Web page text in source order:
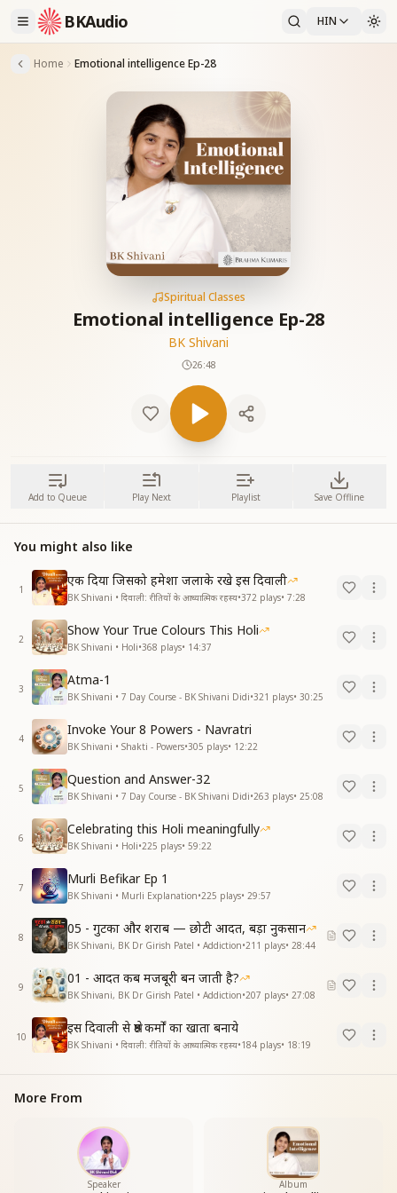
BKAudio HIN
Home Emotional intelligence Ep-28
Spiritual Classes
Emotional intelligence Ep-28
BK Shivani
26:48
Add to Queue Play Next Playlist Save Offline
You might also like
1
एक दिया जिसको हमेशा जलाके रखे इस दिवाली
BK Shivani • दिवाली: रीतियों के आध्यात्मिक रहस्य•372 plays• 7:28
2
Show Your True Colours This Holi
BK Shivani • Holi•368 plays• 14:37
3
Atma-1
BK Shivani • 7 Day Course - BK Shivani Didi•321 plays• 30:25
4
Invoke Your 8 Powers - Navratri
BK Shivani • Shakti - Powers•305 plays• 12:22
5
Question and Answer-32
BK Shivani • 7 Day Course - BK Shivani Didi•263 plays• 25:08
6
Celebrating this Holi meaningfully
BK Shivani • Holi•225 plays• 59:22
7
Murli Befikar Ep 1
BK Shivani • Murli Explanation•225 plays• 29:57
8
05 - गुटका और शराब — छोटी आदत, बड़ा नुकसान
BK Shivani, BK Dr Girish Patel • Addiction•211 plays• 28:44
9
01 - आदत कब मजबूरी बन जाती है?
BK Shivani, BK Dr Girish Patel • Addiction•207 plays• 27:08
10
इस दिवाली से श्रेष्ठ कर्मों का खाता बनाये
BK Shivani • दिवाली: रीतियों के आध्यात्मिक रहस्य•184 plays• 18:19
More From
Speaker Album